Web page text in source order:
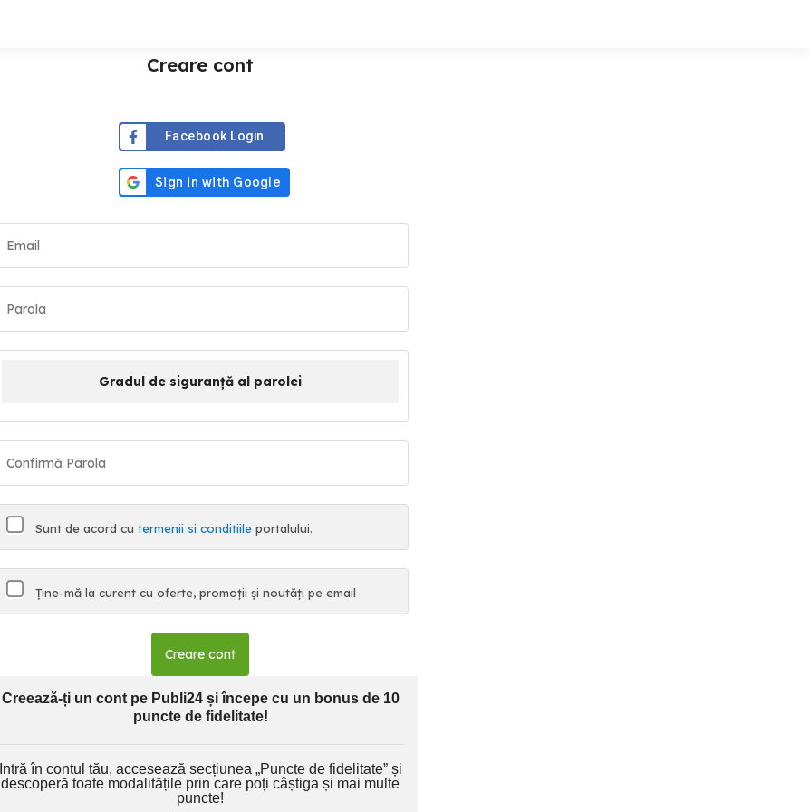
Creare cont
Facebook Login
Gradul de siguranță al parolei
Sunt de acord cu termenii si conditiile portalului.
Ține-mă la curent cu oferte, promoții și noutăți pe email
Creare cont
Creează-ți un cont pe Publi24 și începe cu un bonus de 10
puncte de fidelitate!
Intră în contul tău, accesează secțiunea „Puncte de fidelitate” și
descoperă toate modalitățile prin care poți câștiga și mai multe
puncte!